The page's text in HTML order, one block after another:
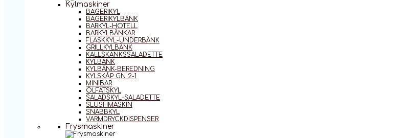
Kylmaskiner
BAGERIKYL
BAGERIKYLBÄNK
BARKYL-HOTELL
BARKYLBÄNKAR
FLASKKYL-UNDERBÄNK
GRILLKYLBÄNK
KALLSKÄNKSSALADETTE
KYLBÄNK
KYLBÄNK-BEREDNING
KYLSKÅP GN 2-1
MINIBAR
ÖLFATSKYL
SALADSKYL-SALADETTE
SLUSHMASKIN
SNABBKYL
VARMDRYCKDISPENSER
Frysmaskiner